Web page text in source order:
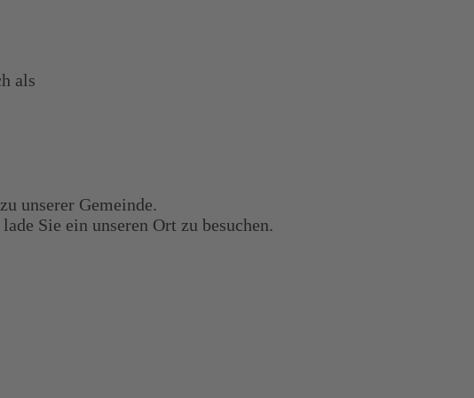
als
unserer Gemeinde.
Sie ein unseren Ort zu besuchen.